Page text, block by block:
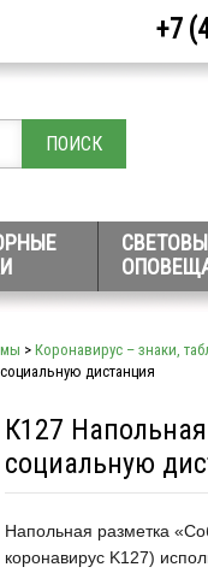
+7
> Коронавирус – знаки,
дистанция
К127
социальную
Напольная разметка
коронавирус K127)